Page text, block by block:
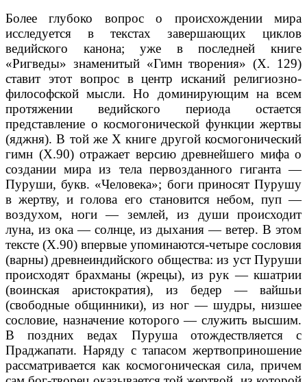
Более глубоко вопрос о происхождении мира
исследуется в текстах завершающих циклов
ведийского канона; уже в последней книге
«Ригведы» знаменитый «Гимн творения» (X. 129)
ставит этот вопрос в центр исканий религиозно-
философской мысли. Но доминирующим на всем
протяжении ведийского периода остается
представление о космогонической функции жертвы
(яджня). В той же X книге другой космогонический
гимн (Х.90) отражает версию древнейшего мифа о
создании мира из тела первозданного гиганта —
Пуруши, букв. «Человека»; боги приносят Пурушу
в жертву, и голова его становится небом, пуп —
воздухом, ноги — землей, из души происходит
луна, из ока — солнце, из дыхания — ветер. В этом
тексте (Х.90) впервые упоминаются-четыре сословия
(варны) древнеиндийского общества: из уст Пуруши
происходят брахманы (жрецы), из рук — кшатрии
(воинская аристократия), из бедер — вайшьи
(свободные общинники), из ног — шудры, низшее
сословие, назначение которого — служить высшим.
В поздних ведах Пуруша отождествляется с
Праджапати. Наряду с тапасом жертвоприношение
рассматривается как космогоническая сила, причем